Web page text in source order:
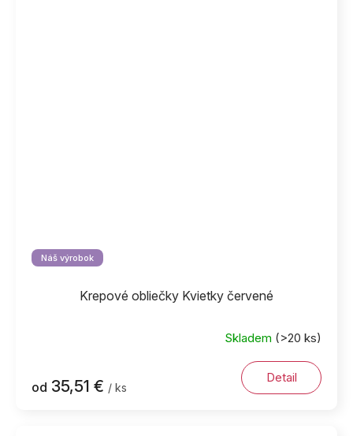
Náš výrobok
Krepové obliečky Kvietky červené
Skladem (>20 ks)
od 35,51 € / ks
Detail